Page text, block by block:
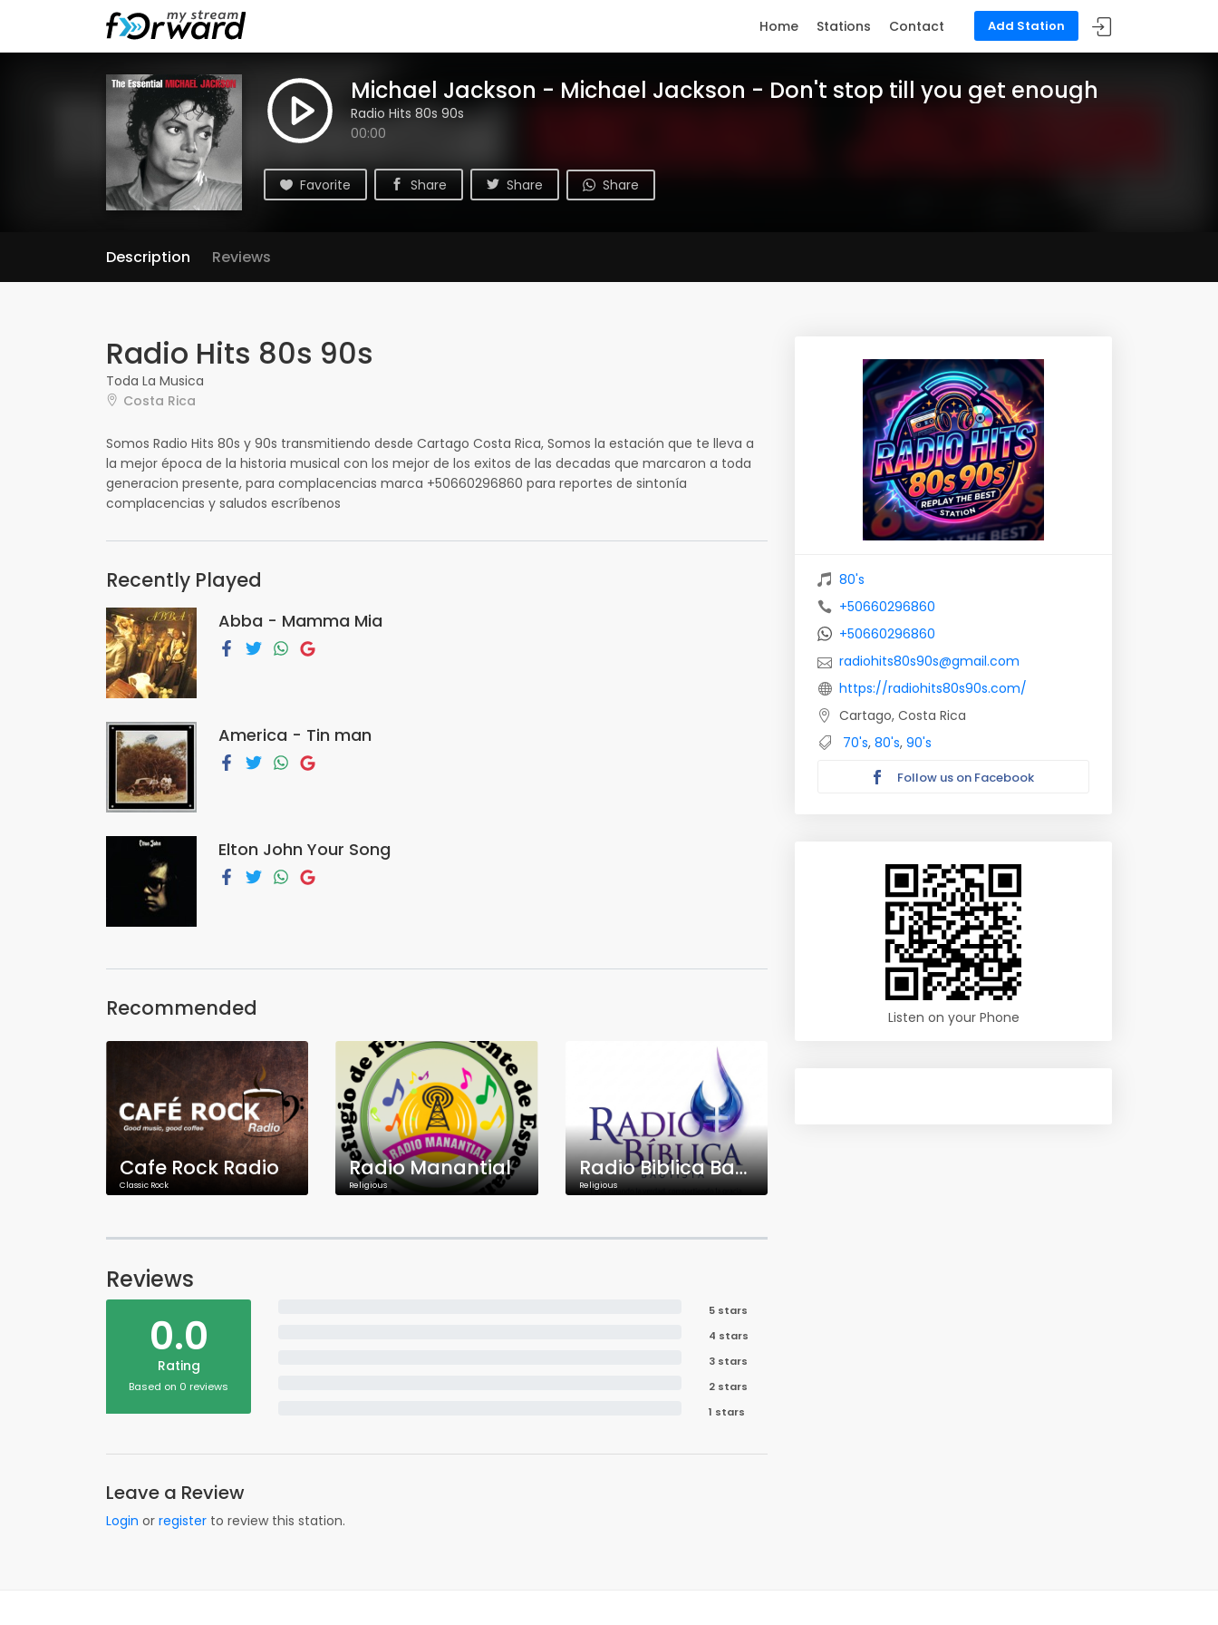
Add Station
Home Stations Contact
Michael Jackson - Michael Jackson - Don't stop till you get enough
Radio Hits 80s 90s
00:00
Favorite Share Share Share
Description Reviews
Radio Hits 80s 90s
Toda La Musica
Costa Rica
Somos Radio Hits 80s y 90s transmitiendo desde Cartago Costa Rica, Somos la estación que te lleva a
la mejor época de la historia musical con los mejor de los exitos de las decadas que marcaron a toda
generacion presente, para complacencias marca +50660296860 para reportes de sintonía
complacencias y saludos escríbenos
Recently Played
Abba - Mamma Mia
America - Tin man
Elton John Your Song
Recommended
Cafe Rock Radio
Classic Rock
Radio Manantial
Religious
Radio Biblica Bautista
Religious
Reviews
0.0
Rating
Based on 0 reviews
5 stars
4 stars
3 stars
2 stars
1 stars
Leave a Review
Login or register to review this station.
80's
+50660296860
+50660296860
radiohits80s90s@gmail.com
https://radiohits80s90s.com/
Cartago, Costa Rica
70's, 80's, 90's
Follow us on Facebook
Listen on your Phone